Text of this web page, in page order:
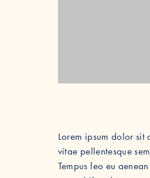
Lorem ipsum dolor sit
vitae pellentesque
Tempus leo eu